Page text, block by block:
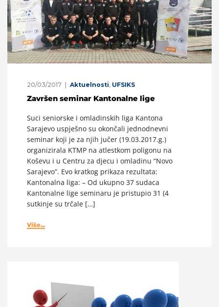
20/03/2017 Aktuelnosti, UFSIKS
Završen seminar Kantonalne lige
Suci seniorske i omladinskih liga Kantona
Sarajevo uspješno su okončali jednodnevni
seminar koji je za njih jučer (19.03.2017.g.)
organizirala KTMP na atlestkom poligonu na
Koševu i u Centru za djecu i omladinu “Novo
Sarajevo”. Evo kratkog prikaza rezultata:
Kantonalna liga: – Od ukupno 37 sudaca
Kantonalne lige seminaru je pristupio 31 (4
sutkinje su trčale […]
Više...